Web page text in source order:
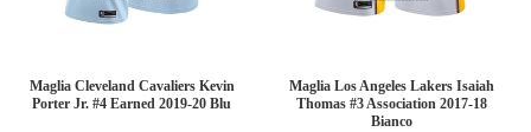
Maglia Cleveland Cavaliers Kevin
Porter Jr. #4 Earned 2019-20 Blu
Maglia Los Angeles Lakers Isaiah
Thomas #3 Association 2017-18
Bianco